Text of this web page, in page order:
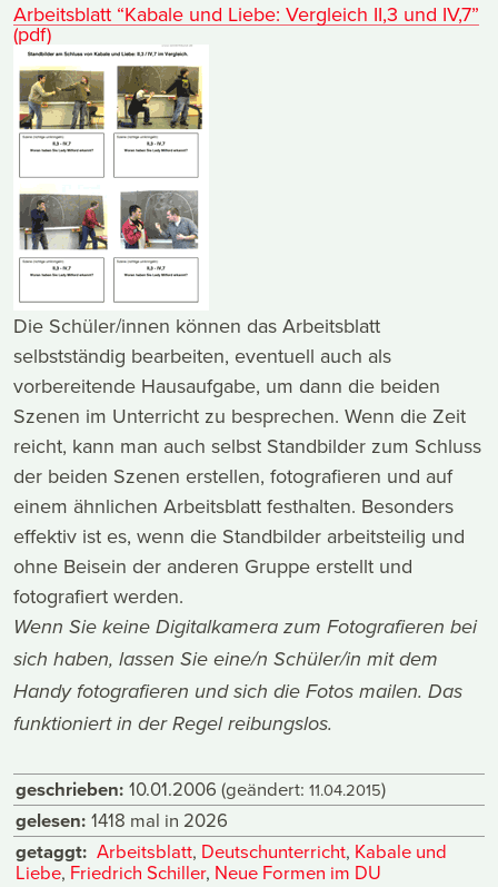
Arbeitsblatt “Kabale und Liebe: Vergleich II,3 und IV,7”
(pdf)
Die Schüler/innen können das Arbeitsblatt
selbstständig bearbeiten, eventuell auch als
vorbereitende Hausaufgabe, um dann die beiden
Szenen im Unterricht zu besprechen. Wenn die Zeit
reicht, kann man auch selbst Standbilder zum Schluss
der beiden Szenen erstellen, fotografieren und auf
einem ähnlichen Arbeitsblatt festhalten. Besonders
effektiv ist es, wenn die Standbilder arbeitsteilig und
ohne Beisein der anderen Gruppe erstellt und
fotografiert werden.
Wenn Sie keine Digitalkamera zum Fotografieren bei
sich haben, lassen Sie eine/n Schüler/in mit dem
Handy fotografieren und sich die Fotos mailen. Das
funktioniert in der Regel reibungslos.
geschrieben: 10.01.2006 (geändert: 11.04.2015)
gelesen: 1418 mal in 2026
getaggt: Arbeitsblatt, Deutschunterricht, Kabale und
Liebe, Friedrich Schiller, Neue Formen im DU